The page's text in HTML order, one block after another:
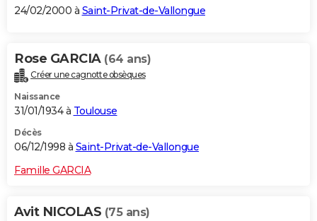
24/02/2000 à Saint-Privat-de-Vallongue
Rose GARCIA (64 ans)
Créer une cagnotte obsèques
Naissance
31/01/1934 à Toulouse
Décès
06/12/1998 à Saint-Privat-de-Vallongue
Famille GARCIA
Avit NICOLAS (75 ans)